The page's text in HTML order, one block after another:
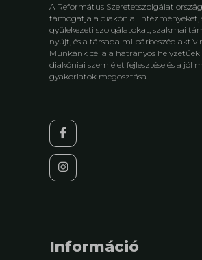
A Református Szeretetszolgálat
támogatja a diakóniai intézményeket,
gyülekezeti szolgálatokat, szakmai
nyújt, és a társadalmi párbeszéd aktív
Munkánk célja a hátrányos helyzetűek
diakóniai szemlélet fejlesztése és a jól
gyakorlatok megosztása.
Információ